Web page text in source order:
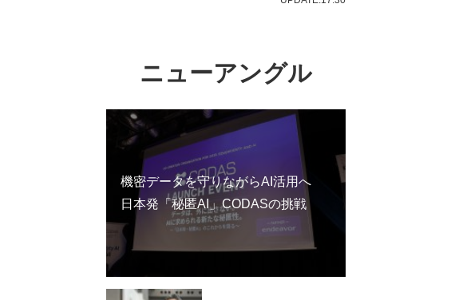
ニューアングル
機密データを守りながらAI活用へ
日本発「秘匿AI」CODASの挑戦